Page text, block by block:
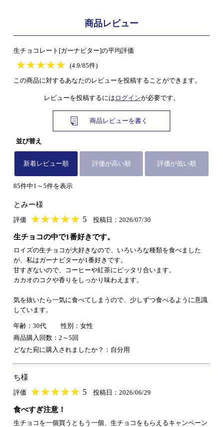
商品レビュー
生チョコレート[ガーナビター]の平均評価
★★★★★
★★★★★
(4.9/85件)
この商品に対するあなたのレビューを投稿することができます。
レビューを投稿するには ログインが必要です。
商品レビューを書く
並び替え
新着レビュー順 評価が高い順 評価が低い順
85件中1～5件を表示
とみー様
評価 ★★★★★
★★★★★ 5 投稿日：2026/07/30
生チョコの中で1番好きです。
ロイズの生チョコが大好きなので、いろいろな種類を食べました
が、私はガーナビターが1番好きです。
甘すぎないので、コーヒーや紅茶にピッタリ合います。
カカオのコクや香りをしっかり味わえます。
気を抜いたら一気に食べてしまうので、少しずつ食べるように意識
しています。
年齢：30代
性別：女性
商品購入回数：2～5回
どなた宛に購入されましたか？：自分用
ち様
評価 ★★★★★
★★★★★ 5 投稿日：2026/06/29
食べすぎ注意！
生チョコを一個買うともう一個、生チョコをもらえるキャンペーン